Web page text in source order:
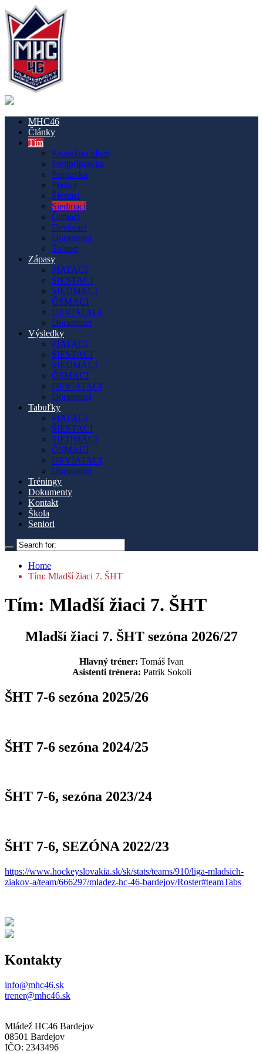
MHC46
Články
Tím
Krasokorčuliari
Predprípravka
Prípravka
Piataci
Šiestaci
Siedmaci
Ôsmaci
Deviataci
Dorastenci
Tréneri
Zápasy
PIATACI
ŠIESTACI
SIEDMACI
ÔSMACI
DEVIATACI
Dorastenci
Výsledky
PIATACI
ŠIESTACI
SIEDMACI
ÔSMACI
DEVIATACI
Dorastenci
Tabuľky
PIATACI
ŠIESTACI
SIEDMACI
ÔSMACI
DEVIATACI
Dorastenci
Tréningy
Dokumenty
Kontakt
Škola
Seniori
Home
Tím: Mladší žiaci 7. ŠHT
Tím: Mladší žiaci 7. ŠHT
Mladší žiaci 7. ŠHT sezóna 2026/27
Hlavný tréner: Tomáš Ivan
Asistenti trénera: Patrik Sokoli
ŠHT 7-6 sezóna 2025/26
ŠHT 7-6 sezóna 2024/25
ŠHT 7-6, sezóna 2023/24
ŠHT 7-6, SEZÓNA 2022/23
https://www.hockeyslovakia.sk/sk/stats/teams/910/liga-mladsich-
ziakov-a/team/666297/mladez-hc-46-bardejov/Roster#teamTabs
Kontakty
info@mhc46.sk
trener@mhc46.sk
Mládež HC46 Bardejov
08501 Bardejov
IČO: 2343496